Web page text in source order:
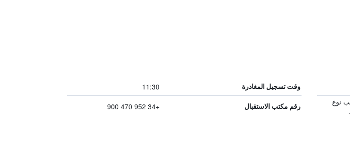
وقت تسجيل المغادرة 11:30
نوع
رقم مكتب الاستقبال +34 952 470 900